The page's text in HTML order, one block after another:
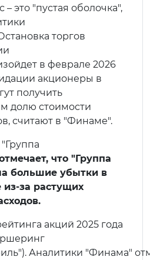
– это "пустая оболочка",
торгов
в феврале 2026
акционеры в
получить
долю стоимости
считают в "Финаме".
что "Группа
большие убытки в
из-за растущих
акций 2025 года
Аналитики "Финама"